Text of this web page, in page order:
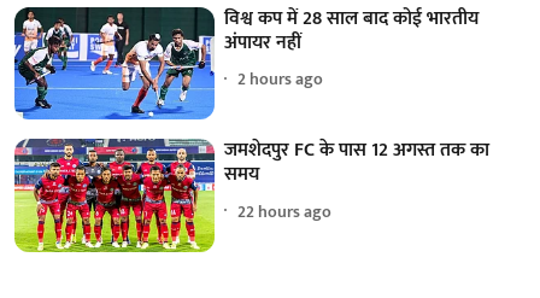
विश्व कप में 28 साल बाद कोई भारतीय
अंपायर नहीं
2 hours ago
जमशेदपुर FC के पास 12 अगस्त तक का
समय
22 hours ago